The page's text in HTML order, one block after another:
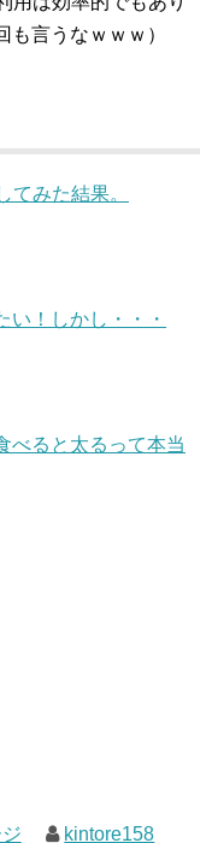
言うなｗｗｗ）
てみた結果。
い！しかし・・・
べると太るって本当
kintore158